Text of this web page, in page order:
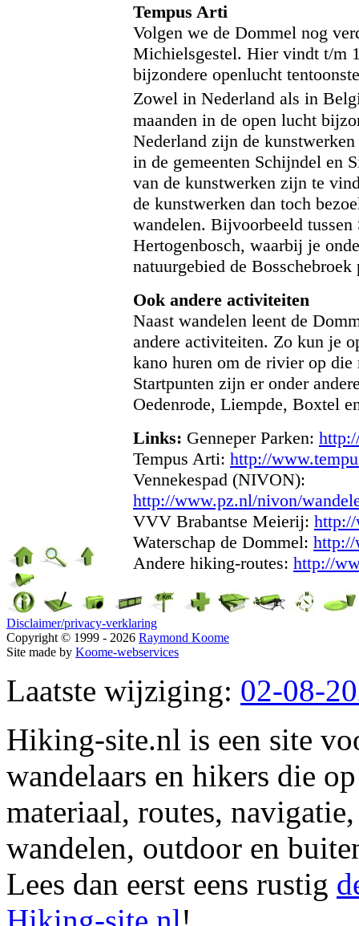
Tempus Arti
Volgen we de Dommel nog
Michielsgestel. Hier vindt t/m
bijzondere openlucht
Zowel in Nederland als in
maanden in de open lucht
Nederland zijn de
in de gemeenten Schijndel en
van de kunstwerken zijn te
de kunstwerken dan toch
wandelen. Bijvoorbeeld
Hertogenbosch, waarbij je
natuurgebied de Bosschebroek
Ook andere activiteiten
Naast wandelen leent de
andere activiteiten. Zo kun je
kano huren om de rivier op die
Startpunten zijn er onder
Oedenrode, Liempde, Boxtel
Links: Genneper Parken:
Tempus Arti: http://
Vennekespad (NIVON):
http://www.pz.nl/nivon/
VVV Brabantse Meierij:
Waterschap de Dommel:
Andere hiking-routes: http://
Disclaimer/privacy-verklaring
Copyright © 1999 - 2026 Raymond Koome
Site made by Koome-webservices
Laatste wijziging: 02-08-
Hiking-site.nl is een site
wandelaars en hikers die
materiaal, routes,
wandelen, outdoor en
Lees dan eerst eens rustig